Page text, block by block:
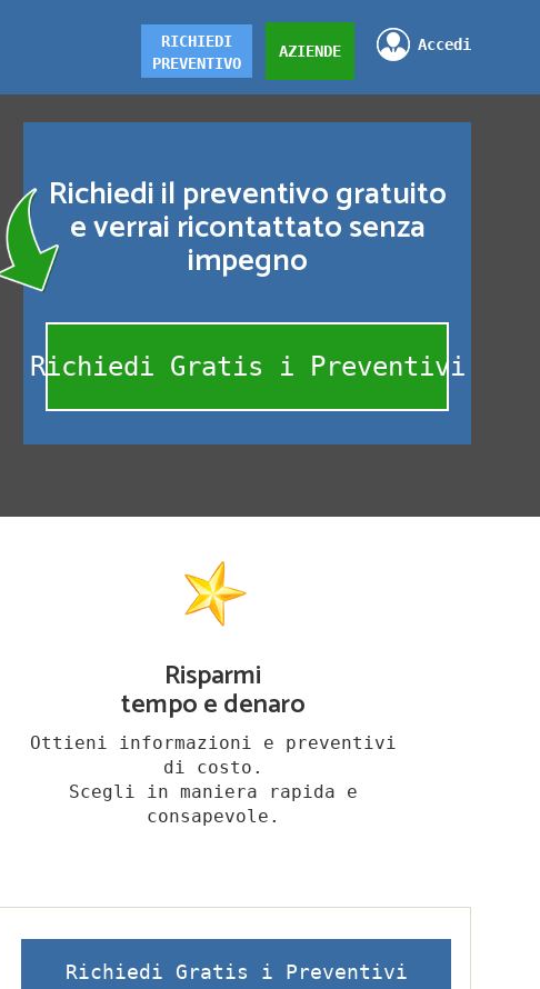
Accedi
AZIENDE
RICHIEDI
PREVENTIVO
Richiedi il preventivo gratuito
e verrai ricontattato senza
impegno
Richiedi Gratis i Preventivi
Risparmi
tempo e denaro
Ottieni informazioni e preventivi
di costo.
Scegli in maniera rapida e
consapevole.
Richiedi Gratis i Preventivi